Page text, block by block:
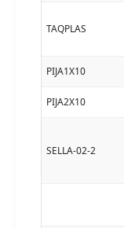
TAQPLAS
PIJA1X10
PIJA2X10
SELLA-02-2